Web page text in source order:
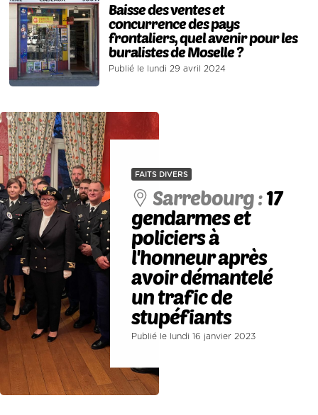
Baisse des ventes et
concurrence des pays
frontaliers, quel avenir pour les
buralistes de Moselle ?
Publié le lundi 29 avril 2024
FAITS DIVERS
Sarrebourg :17
gendarmes et
policiers à
l'honneur après
avoir démantelé
un trafic de
stupéfiants
Publié le lundi 16 janvier 2023